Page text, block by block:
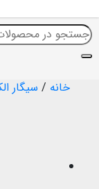
خانه / سیگار